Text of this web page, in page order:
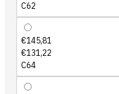
C62
€145,81
€131,22
C64